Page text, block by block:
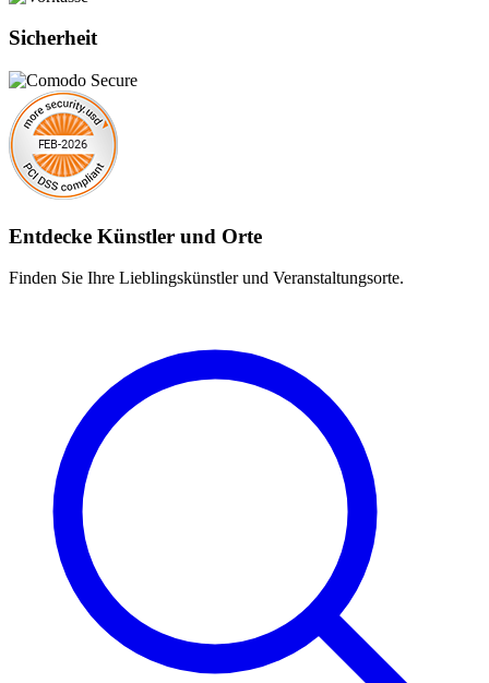
Sicherheit
Entdecke Künstler und Orte
Finden Sie Ihre Lieblingskünstler und Veranstaltungsorte.